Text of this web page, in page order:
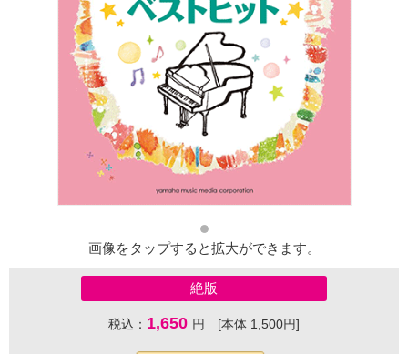
画像をタップすると拡大ができます。
絶版
税込： 1,650 円 [本体 1,500円]